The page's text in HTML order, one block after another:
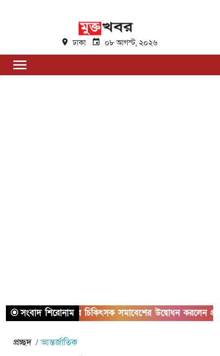
ঢাকা ০৮ আগস্ট, ২০২৬
সংবাদ শিরোনাম
ড্যাবের চিকিৎসক সমাবেশের উদ্বোধন করলেন প্রধানমন্ত্রী
প্রচ্ছদ আন্তর্জাতিক